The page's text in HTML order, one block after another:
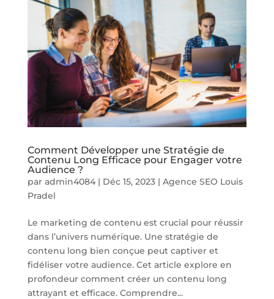
Comment Développer une Stratégie de
Contenu Long Efficace pour Engager votre
Audience ?
par admin4084| Déc 15, 2023| Agence SEO Louis
Pradel
Le marketing de contenu est crucial pour réussir
dans l’univers numérique. Une stratégie de
contenu long bien conçue peut captiver et
fidéliser votre audience. Cet article explore en
profondeur comment créer un contenu long
attrayant et efficace. Comprendre...